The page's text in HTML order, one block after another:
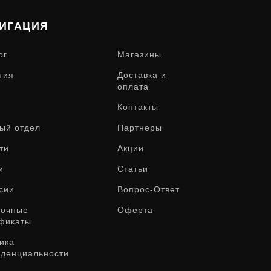
Магазины
Доставка и
оплата
Контакты
отдел Партнеры
Акции
Статьи
Вопрос-Ответ
Оферта